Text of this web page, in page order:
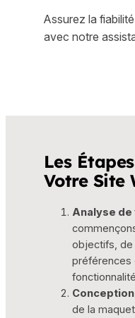
Assurez la
avec notre
Les
Votre Site
Analyse
objectifs, de
préférences
de la